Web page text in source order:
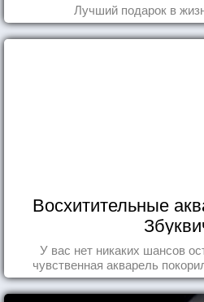
Лучший подарок в
Восхитительные
У вас нет никаких шансов
чувственная акварель